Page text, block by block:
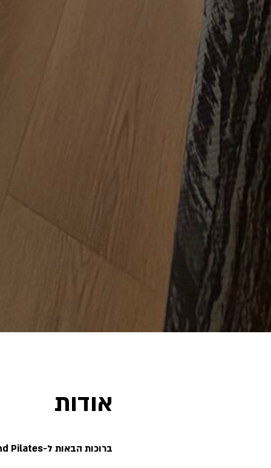
אודות
ברוכות הבאות ל-Summer Sand Pilates